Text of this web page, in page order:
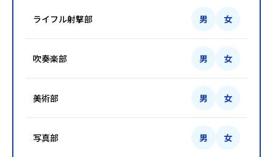
ライフル射撃部 男 女
吹奏楽部 男 女
美術部 男 女
写真部 男 女